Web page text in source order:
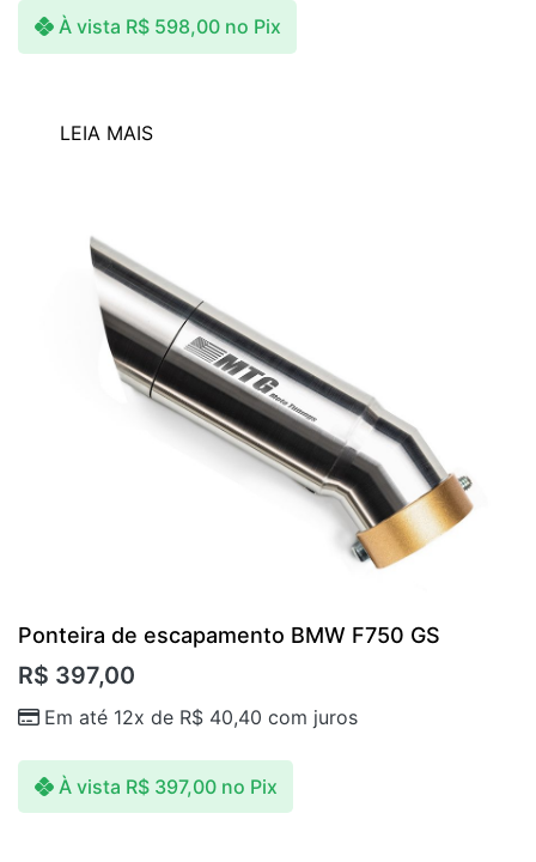
À vista R$598,00 no Pix
LEIA MAIS
Ponteira de escapamento BMW F750 GS
R$ 397,00
Em até 12x de R$ 40,40 com juros
À vista R$397,00 no Pix